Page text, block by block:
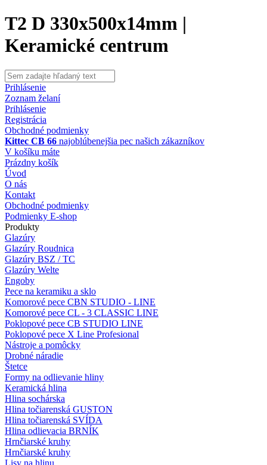
T2 D 330x500x14mm |
Keramické centrum
Prihlásenie
Zoznam želaní
Prihlásenie
Registrácia
Obchodné podmienky
Kittec CB 66 najoblúbenejšia pec našich zákazníkov
V košíku máte
Prázdny košík
Úvod
O nás
Kontakt
Obchodné podmienky
Podmienky E-shop
Produkty
Glazúry
Glazúry Roudnica
Glazúry BSZ / TC
Glazúry Welte
Engoby
Pece na keramiku a sklo
Komorové pece CBN STUDIO - LINE
Komorové pece CL - 3 CLASSIC LINE
Poklopové pece CB STUDIO LINE
Poklopové pece X Line Profesional
Nástroje a pomôcky
Drobné náradie
Štetce
Formy na odlievanie hliny
Keramická hlina
Hlina sochárska
Hlina točiarenská GUSTON
Hlina točiarenská SVÍDA
Hlina odlievacia BRNÍK
Hrnčiarské kruhy
Hrnčiarské kruhy
Lisy na hlinu